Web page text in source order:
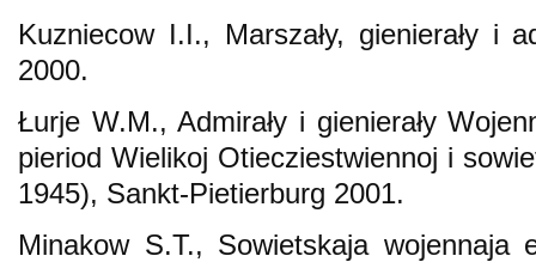
Kuzniecow I.I., Marszały, gienierały i
2000.
Łurje W.M., Admirały i gienierały
pieriod Wielikoj Otiecziestwiennoj i
1945), Sankt-Pietierburg 2001.
Minakow S.T., Sowietskaja wojennaja